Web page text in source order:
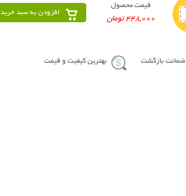
قیمت محصول
448,000 تومان
افزودن به سبد خرید
ضمانت بازگشت بهترین کیفیت و قیمت